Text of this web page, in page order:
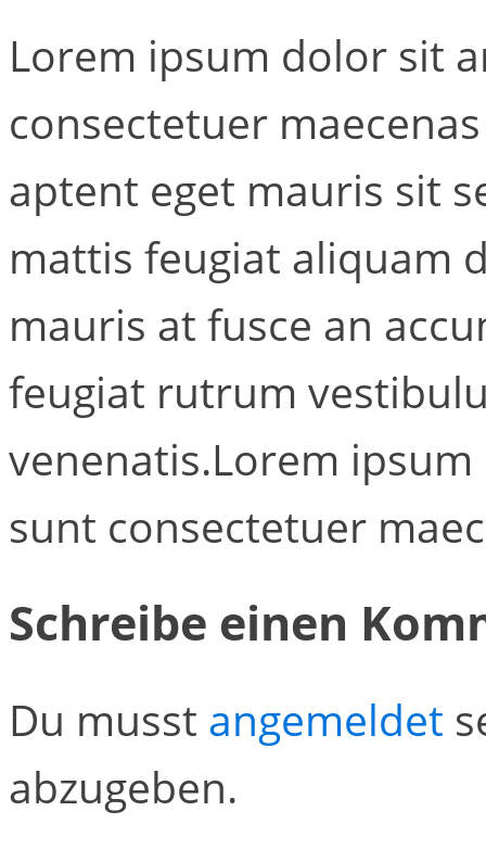
Lorem ipsum dolor sit
consectetuer
aptent eget mauris sit
mattis feugiat aliquam
mauris at fusce an
feugiat rutrum
venenatis.Lorem
sunt consectetuer
Schreibe einen
Du musst angemeldet
abzugeben.